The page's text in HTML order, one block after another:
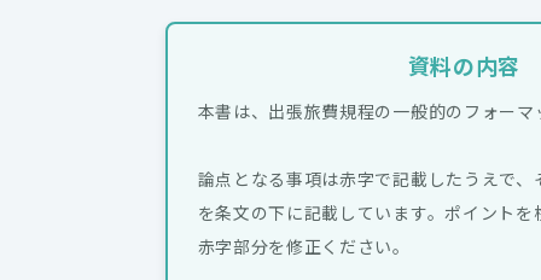
資料の内容
本書は、出張旅費規程の一般的のフォーマ
論点となる事項は赤字で記載したうえで
を条文の下に記載しています。ポイント
赤字部分を修正ください。